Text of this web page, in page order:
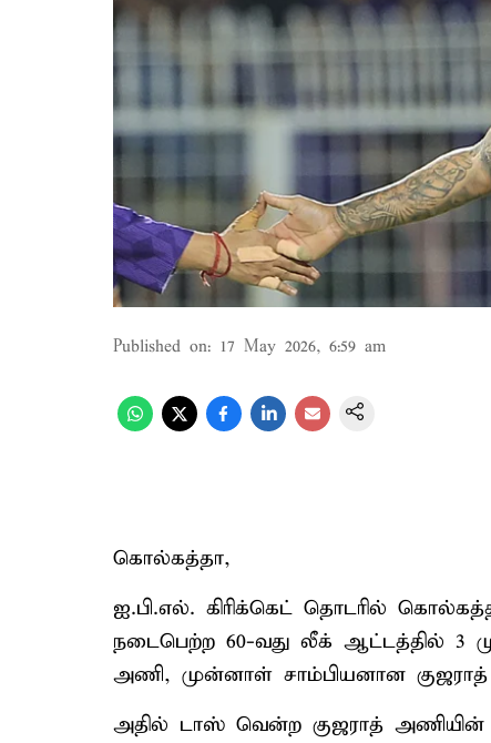
Published on: 17 May 2026, 6:59 am
கொல்கத்தா,
ஐ.பி.எல். கிரிக்கெட் தொடரில்
நடைபெற்ற 60-வது லீக் ஆட்டத்தில்
அணி, முன்னாள் சாம்பியனான
அதில் டாஸ் வென்ற குஜராத் அணியின்